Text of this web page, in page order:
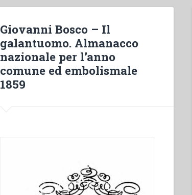
Giovanni Bosco – Il
galantuomo. Almanacco
nazionale per l’anno
comune ed embolismale
1859